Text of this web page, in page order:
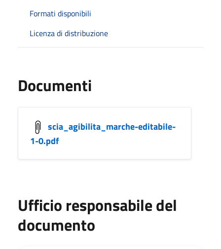
Formati disponibili
Licenza di distribuzione
Documenti
scia_agibilita_marche-editabile-
1-0.pdf
Ufficio responsabile del
documento